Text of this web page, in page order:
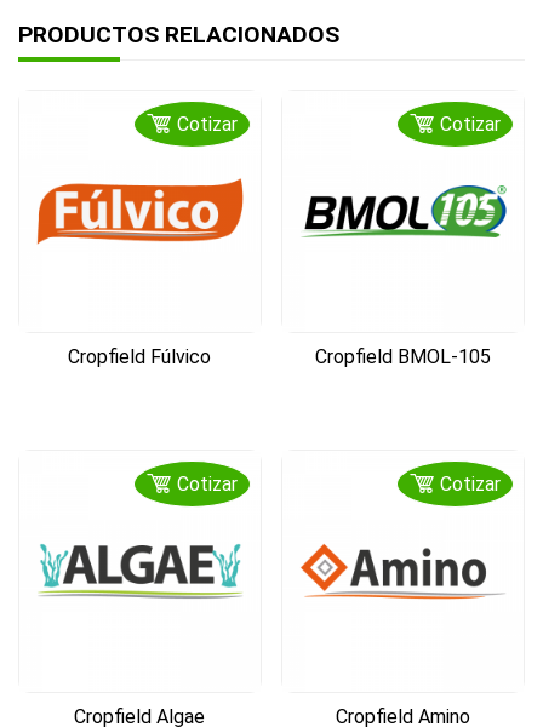
PRODUCTOS RELACIONADOS
Cropfield Fúlvico
Cotizar
Cropfield BMOL-105
Cotizar
Cropfield Algae
Cotizar
Cropfield Amino
Cotizar